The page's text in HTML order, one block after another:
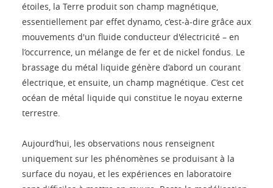
étoiles, la Terre produit son champ magnétique,
essentiellement par effet dynamo, c’est-à-dire grâce aux
mouvements d'un fluide conducteur d'électricité – en
l’occurrence, un mélange de fer et de nickel fondus. Le
brassage du métal liquide génère d’abord un courant
électrique, et ensuite, un champ magnétique. C’est cet
océan de métal liquide qui constitue le noyau externe
terrestre.
Aujourd’hui, les observations nous renseignent
uniquement sur les phénomènes se produisant à la
surface du noyau, et les expériences en laboratoire